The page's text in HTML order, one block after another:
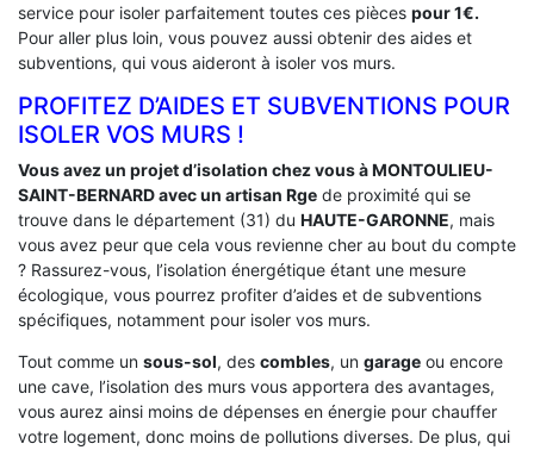
service pour isoler parfaitement toutes ces pièces pour 1€.
Pour aller plus loin, vous pouvez aussi obtenir des aides et
subventions, qui vous aideront à isoler vos murs.
PROFITEZ D’AIDES ET SUBVENTIONS POUR
ISOLER VOS MURS !
Vous avez un projet d’isolation chez vous à MONTOULIEU-
SAINT-BERNARD avec un artisan Rge de proximité qui se
trouve dans le département (31) du HAUTE-GARONNE, mais
vous avez peur que cela vous revienne cher au bout du compte
? Rassurez-vous, l’isolation énergétique étant une mesure
écologique, vous pourrez profiter d’aides et de subventions
spécifiques, notamment pour isoler vos murs.
Tout comme un sous-sol, des combles, un garage ou encore
une cave, l’isolation des murs vous apportera des avantages,
vous aurez ainsi moins de dépenses en énergie pour chauffer
votre logement, donc moins de pollutions diverses. De plus, qui